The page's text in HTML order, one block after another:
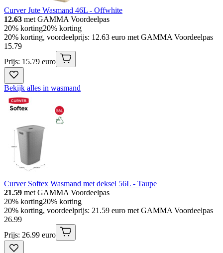
Curver Jute Wasmand 46L - Offwhite
12.63 met GAMMA Voordeelpas
20% korting20% korting
20% korting, voordeelprijs: 12.63 euro met GAMMA Voordeelpas
15.79
Prijs: 15.79 euro
Bekijk alles in wasmand
Curver Softex Wasmand met deksel 56L - Taupe
21.59 met GAMMA Voordeelpas
20% korting20% korting
20% korting, voordeelprijs: 21.59 euro met GAMMA Voordeelpas
26.99
Prijs: 26.99 euro